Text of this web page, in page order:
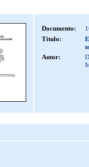
Documento:
Título:
Autor: